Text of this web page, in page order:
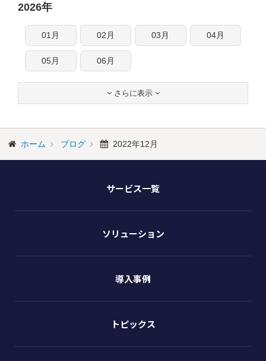
2026年
01月 02月 03月 04月
05月 06月
さらに表示 
ホーム ブログ 2022年12月
サービス一覧
ソリューション
導入事例
トピックス